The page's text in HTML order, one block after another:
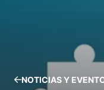
NOTICIAS Y